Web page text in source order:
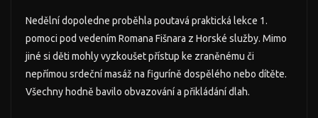
Nedělní dopoledne proběhla poutavá praktická lekce 1.
pomoci pod vedením Romana Fišnara z Horské služby. Mimo
jiné si děti mohly vyzkoušet přístup ke zraněnému či
nepřímou srdeční masáž na figuríně dospělého nebo dítěte.
Všechny hodně bavilo obvazování a přikládání dlah.